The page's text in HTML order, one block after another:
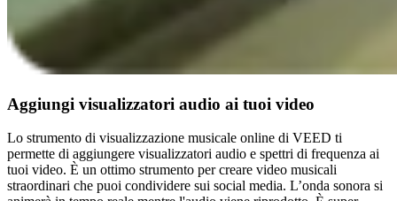
Aggiungi visualizzatori audio ai tuoi video
Lo strumento di visualizzazione musicale online di VEED ti
permette di aggiungere visualizzatori audio e spettri di frequenza ai
tuoi video. È un ottimo strumento per creare video musicali
straordinari che puoi condividere sui social media. L’onda sonora si